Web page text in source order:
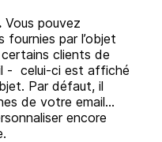
Vous pouvez
par l’objet
clients de
- celui-ci est affiché
Par défaut, il
de votre email...
encore